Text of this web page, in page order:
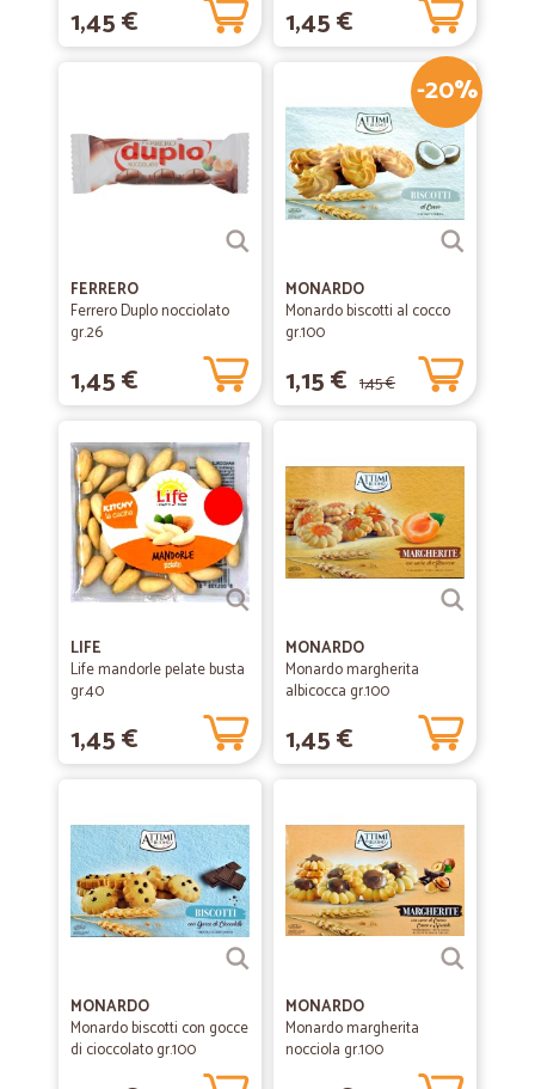
1,45 € 1,45 €
FERRERO
Ferrero Duplo nocciolato
gr.26
1,45 €
-20%
MONARDO
Monardo biscotti al cocco
gr.100
1,15 € 1,45 €
LIFE
Life mandorle pelate busta
gr.40
1,45 €
MONARDO
Monardo margherita
albicocca gr.100
1,45 €
MONARDO
Monardo biscotti con gocce
di cioccolato gr.100
MONARDO
Monardo margherita
nocciola gr.100